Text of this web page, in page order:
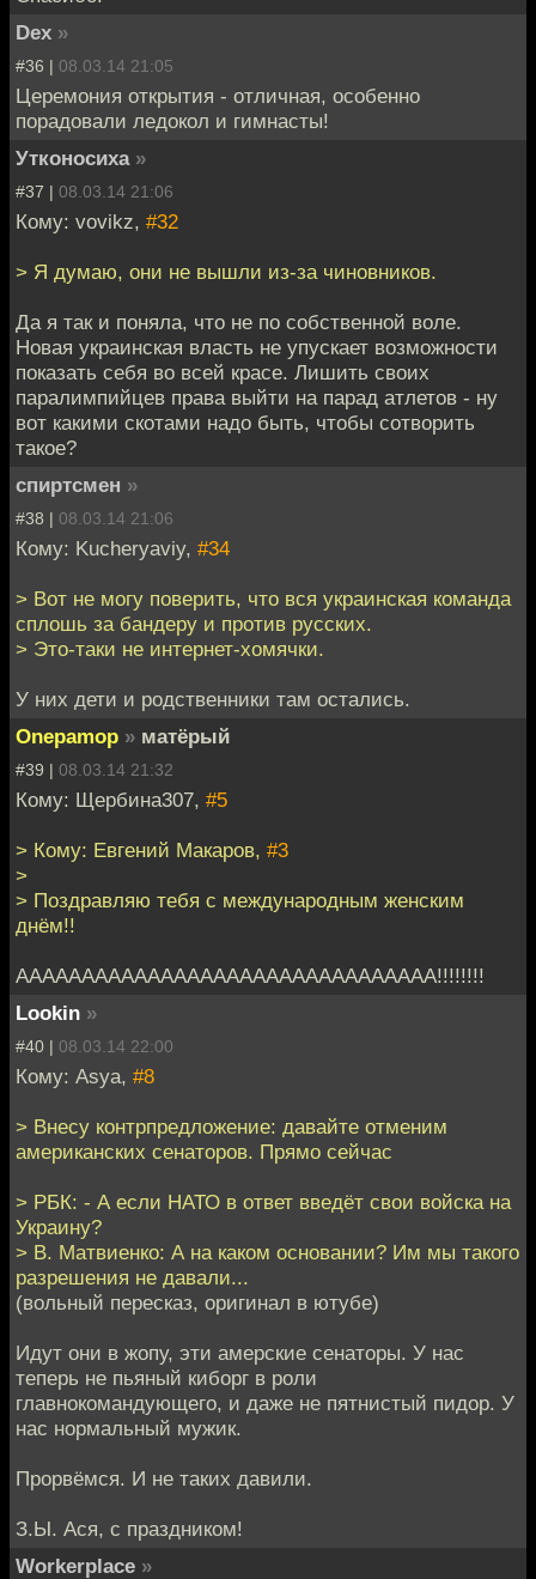
Dex »
#36 | 08.03.14 21:05
Церемония открытия - отличная, особенно
порадовали ледокол и гимнасты!
Утконосиха »
#37 | 08.03.14 21:06
Кому: vovikz, #32
> Я думаю, они не вышли из-за чиновников.
Да я так и поняла, что не по собственной воле.
Новая украинская власть не упускает возможности
показать себя во всей красе. Лишить своих
паралимпийцев права выйти на парад атлетов - ну
вот какими скотами надо быть, чтобы сотворить
такое?
спиртсмен »
#38 | 08.03.14 21:06
Кому: Kucheryaviy, #34
> Вот не могу поверить, что вся украинская команда
сплошь за бандеру и против русских.
> Это-таки не интернет-хомячки.
У них дети и родственники там остались.
Onepamop » матёрый
#39 | 08.03.14 21:32
Кому: Щербина307, #5
> Кому: Евгений Макаров, #3
>
> Поздравляю тебя с международным женским
днём!!
АААААААААААААААААААААААААААААААА!!!!!!!!
Lookin »
#40 | 08.03.14 22:00
Кому: Asya, #8
> Внесу контрпредложение: давайте отменим
американских сенаторов. Прямо сейчас
> РБК: - А если НАТО в ответ введёт свои войска на
Украину?
> В. Матвиенко: А на каком основании? Им мы такого
разрешения не давали...
(вольный пересказ, оригинал в ютубе)
Идут они в жопу, эти амерские сенаторы. У нас
теперь не пьяный киборг в роли
главнокомандующего, и даже не пятнистый пидор. У
нас нормальный мужик.
Прорвёмся. И не таких давили.
З.Ы. Ася, с праздником!
Workerplace »